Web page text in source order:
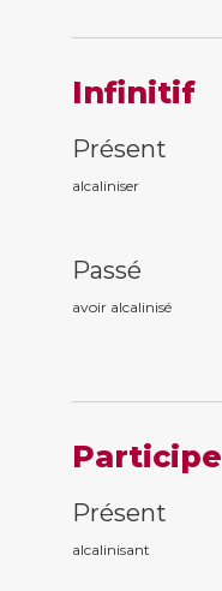
Infinitif
Présent
alcaliniser
Passé
avoir alcalinisé
Participe
Présent
alcalinisant